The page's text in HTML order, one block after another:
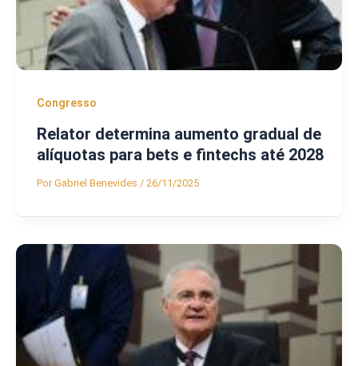
Congresso
Relator determina aumento gradual de
alíquotas para bets e fintechs até 2028
PorGabriel Benevides / 26/11/2025